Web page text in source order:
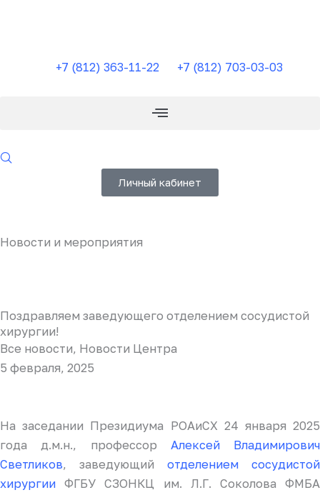
+7 (812) 363-11-22
+7 (812) 703-03-03
Личный кабинет
Новости и мероприятия
Поздравляем заведующего отделением сосудистой
хирургии!
Все новости, Новости Центра
5 февраля, 2025
На заседании Президиума РОАиСХ 24 января 2025
года д.м.н., профессор Алексей Владимирович
Светликов, заведующий отделением сосудистой
хирургии ФГБУ СЗОНКЦ им. Л.Г. Соколова ФМБА